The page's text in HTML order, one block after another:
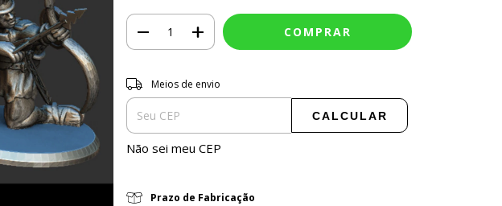
Entregas para o CEP:
Meios de envio
CALCULAR
Não sei meu CEP
Prazo de Fabricação